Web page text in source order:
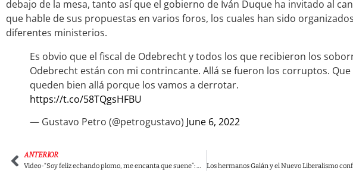
debajo de la mesa, tanto así que el gobierno de Iván Duque ha invitado al
que hable de sus propuestas en varios foros, los cuales han sido
diferentes ministerios.
Es obvio que el fiscal de Odebrecht y todos los que recibieron los
Odebrecht están con mi contrincante. Allá se fueron los corruptos. Que
queden bien allá porque los vamos a derrotar.
https://t.co/58TQgsHFBU
— Gustavo Petro (@petrogustavo) June 6, 2022
ANTERIOR
Video-“Soy feliz echando plomo, me encanta que suene”: Mamá de Rodolfo en entrevista con Vicky Dávila.